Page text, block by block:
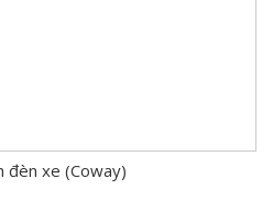
đèn xe (Coway)